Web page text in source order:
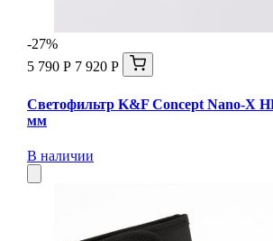
-27%
5 790 Р 7 920 Р
Светофильтр K&F Concept Nano-X
мм
В наличии